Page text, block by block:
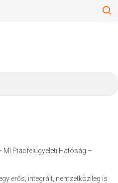
MI Piacfelügyeleti Hatóság –
erős, integrált, nemzetközileg is